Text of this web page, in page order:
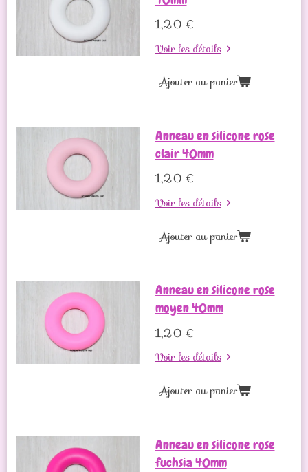
1,20 €
Voir les détails
Ajouter au panier
Anneau en silicone rose
clair 40mm
1,20 €
Voir les détails
Ajouter au panier
Anneau en silicone rose
moyen 40mm
1,20 €
Voir les détails
Ajouter au panier
Anneau en silicone rose
fuchsia 40mm